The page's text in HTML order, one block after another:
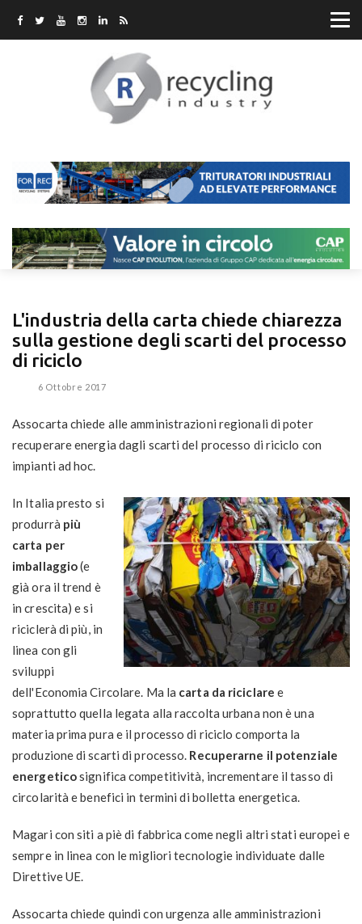
L'industria della carta chiede chiarezza
sulla gestione degli scarti del processo
di riciclo
6 Ottobre 2017
Assocarta chiede alle amministrazioni regionali di poter
recuperare energia dagli scarti del processo di riciclo con
impianti ad hoc.
In Italia presto si
produrrà più
carta per
imballaggio(e
già ora il trend è
in crescita) e si
riciclerà di più, in
linea con gli
sviluppi
dell'Economia Circolare. Ma la carta da riciclare e
soprattutto quella legata alla raccolta urbana non è una
materia prima pura e il processo di riciclo comporta la
produzione di scarti di processo. Recuperarne il potenziale
energeticosignifica competitività, incrementare il tasso di
circolarità e benefici in termini di bolletta energetica.
Magari con siti a piè di fabbrica come negli altri stati europei e
sempre in linea con le migliori tecnologie individuate dalle
Direttive UE.
Assocarta chiede quindi con urgenza alle amministrazioni